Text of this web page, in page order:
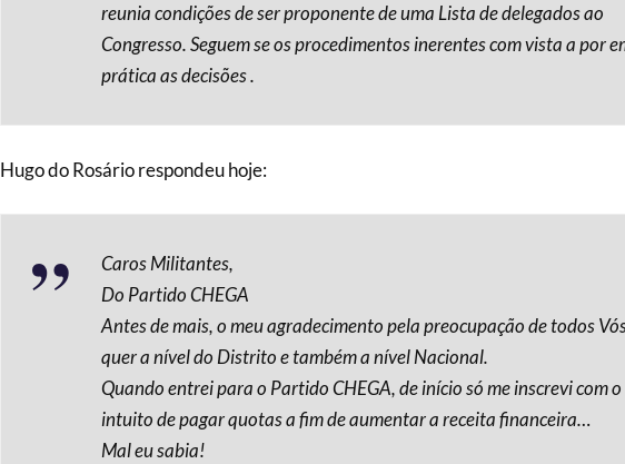
reunia condições de ser proponente de uma Lista de delegados ao
Congresso. Seguem se os procedimentos inerentes com vista a por
prática as decisões .
Hugo do Rosário respondeu hoje:
Caros Militantes,
Do Partido CHEGA
Antes de mais, o meu agradecimento pela preocupação de todos
quer a nível do Distrito e também a nível Nacional.
Quando entrei para o Partido CHEGA, de início só me inscrevi com o
intuito de pagar quotas a fim de aumentar a receita financeira…
Mal eu sabia!